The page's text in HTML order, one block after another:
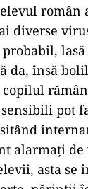
român
diverse
lasă
da, însă
pot
alarmați de
asta se